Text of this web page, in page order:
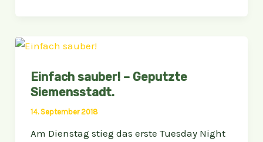
Einfach sauber! – Geputzte
Siemensstadt.
14. September 2018
Am Dienstag stieg das erste Tuesday Night